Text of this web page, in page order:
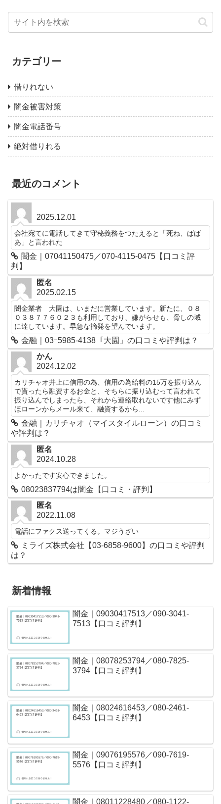
カテゴリー
借りれない
闇金被害対策
闇金電話番号
絶対借りれる
最近のコメント
2025.12.01
会社宛てに電話してきて守秘義務をつたえると「死ね、ばば
あ」と言われた
闇金｜07041150475／070-4115-0475【口コミ評
判】
匿名
2025.02.15
闇金業者 大園は、いまだに営業しています。新たに、０８
０３８７７６０２３も利用しており、嫌がらせも、脅しの域
に達しています。早急な摘発を望んでいます。
金融｜03ｰ5985-4138「大園」の口コミや評判は？
かん
2024.12.02
カリチャオ井上に信用の為、信用の為給料の15万を振り込ん
で貰ったら融資するお金と、そちらに振り込むって言われて
振り込んでしまったら、それから連絡取れないです他にみず
ほローンからメール来て、融資するから...
金融｜カリチャオ（マイスタイルローン）の口コミ
や評判は？
匿名
2024.10.28
よかったです安心できました。
08023837794は闇金【口コミ・評判】
匿名
2022.11.08
電話にファクス送ってくる。マジうざい
ミライズ株式会社【03-6858-9600】の口コミや評判
は？
新着情報
闇金｜09030417513／090-3041-
7513【口コミ評判】
闇金｜08078253794／080-7825-
3794【口コミ評判】
闇金｜08024616453／080-2461-
6453【口コミ評判】
闇金｜09076195576／090-7619-
5576【口コミ評判】
闇金｜08011228480／080-1122-